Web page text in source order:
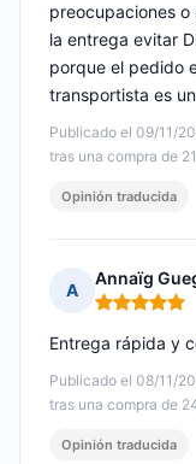
Publicado el 09/11/
tras una compra de
preocupaciones
la entrega evitar
porque el pedido
transportista es
Opinión traducida
A
Annaïg
Nota: 5 de 5
Publicado el 08/11/
tras una compra de
Entrega rápida y
Opinión traducida